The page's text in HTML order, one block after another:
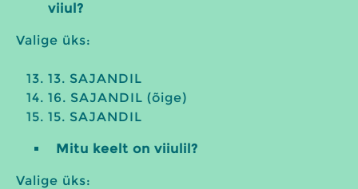
viiul?
Valige üks:
13. SAJANDIL
16. SAJANDIL (õige)
15. SAJANDIL
Mitu keelt on viiulil?
Valige üks: